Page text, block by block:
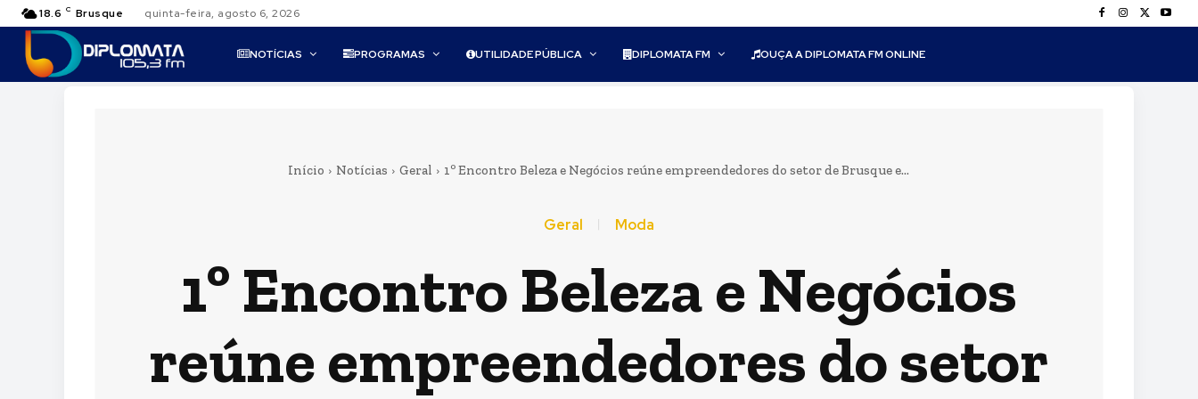
18.6 C Brusque quinta-feira, agosto 6, 2026
NOTÍCIAS PROGRAMAS UTILIDADE PÚBLICA DIPLOMATA FM OUÇA A DIPLOMATA FM ONLINE
Início Notícias Geral 1º Encontro Beleza e Negócios reúne empreendedores do setor de Brusque e...
Geral Moda
1º Encontro Beleza e Negócios
reúne empreendedores do setor